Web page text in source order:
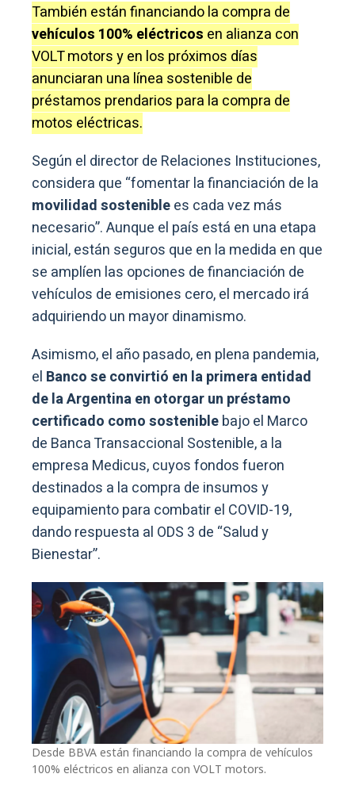
También están financiando la compra de
vehículos 100% eléctricos en alianza con
VOLT motors y en los próximos días
anunciaran una línea sostenible de
préstamos prendarios para la compra de
motos eléctricas.
Según el director de Relaciones Instituciones,
considera que “fomentar la financiación de la
movilidad sosteniblees cada vez más
necesario”. Aunque el país está en una etapa
inicial, están seguros que en la medida en que
se amplíen las opciones de financiación de
vehículos de emisiones cero, el mercado irá
adquiriendo un mayor dinamismo.
Asimismo, el año pasado, en plena pandemia,
el Banco se convirtió en la primera entidad
de la Argentina en otorgar un préstamo
certificado como sosteniblebajo el Marco
de Banca Transaccional Sostenible, a la
empresa Medicus, cuyos fondos fueron
destinados a la compra de insumos y
equipamiento para combatir el COVID-19,
dando respuesta al ODS 3 de “Salud y
Bienestar”.
Desde BBVA están financiando la compra de vehículos
100% eléctricos en alianza con VOLT motors.